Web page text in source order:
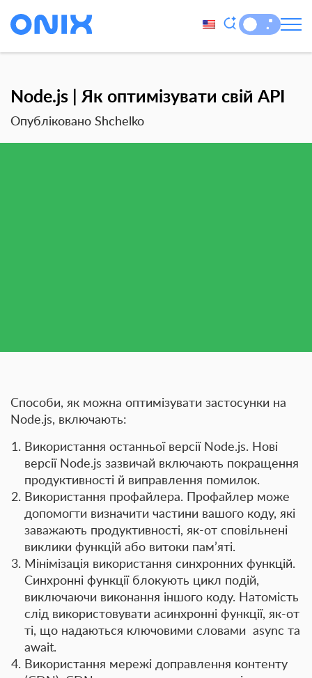
Node.js | Як оптимізувати свій API
Опубліковано Shchelko
Способи, як можна оптимізувати застосунки на
Node.js, включають:
Використання останньої версії Node.js. Нові
версії Node.js зазвичай включають покращення
продуктивності й виправлення помилок.
Використання профайлера. Профайлер може
допомогти визначити частини вашого коду, які
заважають продуктивності, як-от сповільнені
виклики функцій або витоки пам’яті.
Мінімізація використання синхронних функцій.
Синхронні функції блокують цикл подій,
виключаючи виконання іншого коду. Натомість
слід використовувати асинхронні функції, як-от
ті, що надаються ключовими словами async та
await.
Використання мережі доправлення контенту